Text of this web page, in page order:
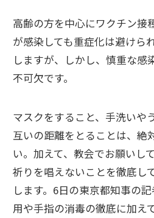
高齢の方を中心にワクチン接
が感染しても重症化は避けら
しますが、しかし、慎重な感
不可欠です。
マスクをすること、手洗いや
互いの距離をとることは、絶
い。加えて、教会でお願いし
祈りを唱えないことを徹底し
します。6日の東京都知事の
用や手指の消毒の徹底に加え